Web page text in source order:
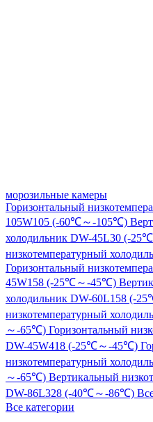
морозильные камеры
Горизонтальный
105W105 (-60℃～-105℃)
холодильник DW-45L30 (-
низкотемпературный
Горизонтальный
45W158 (-25℃～-45℃)
холодильник DW-60L158 (-
низкотемпературный
～-65℃) Горизонтальный
DW-45W418 (-25℃～-45℃)
низкотемпературный
～-65℃) Вертикальный
DW-86L328 (-40℃～-86℃)
Все категории